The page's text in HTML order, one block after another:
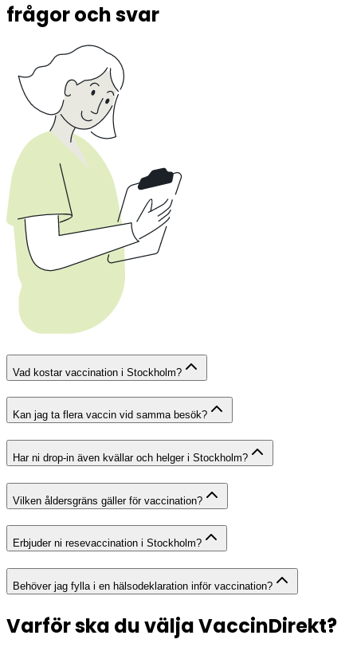
frågor och svar
Vad kostar vaccination i Stockholm?
Kan jag ta flera vaccin vid samma besök?
Har ni drop-in även kvällar och helger i Stockholm?
Vilken åldersgräns gäller för vaccination?
Erbjuder ni resevaccination i Stockholm?
Behöver jag fylla i en hälsodeklaration inför vaccination?
Varför ska du välja VaccinDirekt?